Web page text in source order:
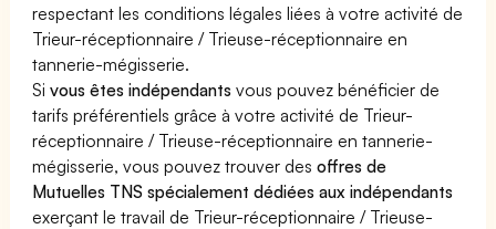
respectant les conditions légales liées à votre activité de
Trieur-réceptionnaire / Trieuse-réceptionnaire en
tannerie-mégisserie.
Sivous êtes indépendants vous pouvez bénéficier de
tarifs préférentiels grâce à votre activité de Trieur-
réceptionnaire / Trieuse-réceptionnaire en tannerie-
mégisserie, vous pouvez trouver desoffres de
Mutuelles TNS spécialement dédiées aux indépendants
exerçant le travail de Trieur-réceptionnaire / Trieuse-